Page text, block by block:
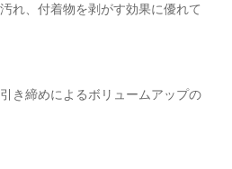
れ、付着物を剥がす効果に優れて
き締めによるボリュームアップの